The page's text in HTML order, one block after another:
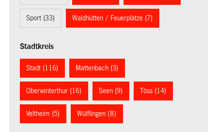
Sport (33) Waldhütten / Feuerplätze (7)
Stadtkreis
Stadt (116) Mattenbach (3)
Oberwinterthur (16) Seen (9) Töss (14)
Veltheim (5) Wülflingen (8)